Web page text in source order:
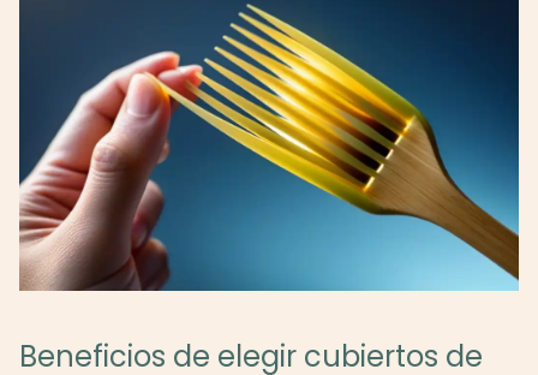
Beneficios de elegir cubiertos de